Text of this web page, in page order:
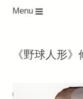
Menu
《野球人形